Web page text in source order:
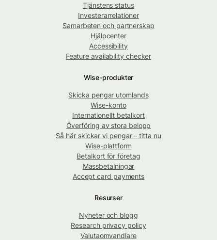
Tjänstens status
Investerarrelationer
Samarbeten och partnerskap
Hjälpcenter
Accessibility
Feature availability checker
Wise-produkter
Skicka pengar utomlands
Wise-konto
Internationellt betalkort
Överföring av stora belopp
Så här skickar vi pengar – titta nu
Wise-plattform
Betalkort för företag
Massbetalningar
Accept card payments
Resurser
Nyheter och blogg
Research privacy policy
Valutaomvandlare